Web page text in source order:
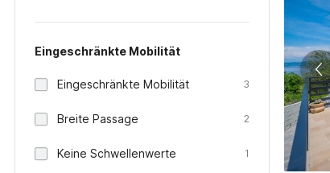
Eingeschränkte Mobilität
Eingeschränkte Mobilität 3
Breite Passage 2
Keine Schwellenwerte 1